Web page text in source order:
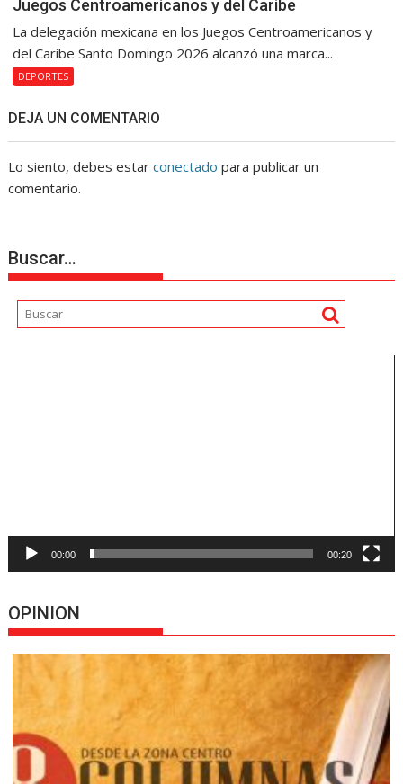
Juegos Centroamericanos y del Caribe
La delegación mexicana en los Juegos Centroamericanos y
del Caribe Santo Domingo 2026 alcanzó una marca...
DEPORTES
DEJA UN COMENTARIO
Lo siento, debes estarconectado para publicar un
comentario.
Buscar…
00:00 00:20
OPINION